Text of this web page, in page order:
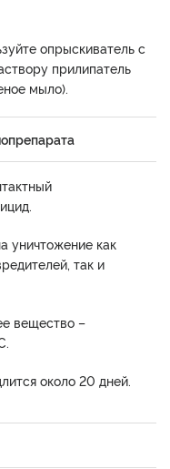
опрыскиватель с
прилипатель
мыло).
уничтожение как
так и
вещество –
около 20 дней.